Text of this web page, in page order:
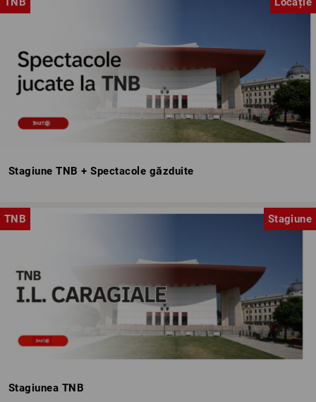
Stagiune TNB + Spectacole găzduite
TNB Stagiune
Stagiunea TNB